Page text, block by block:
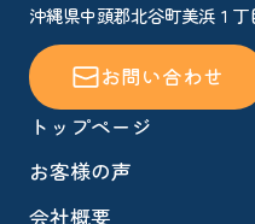
沖縄県中頭郡北谷町美浜１丁
お問い合わせ
トップページ
お客様の声
会社概要